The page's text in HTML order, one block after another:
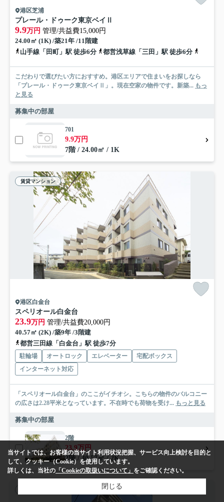
港区芝浦
プレール・ドゥーク東京ベイⅡ
9.9万円 管理/共益費15,000円
24.00㎡ (1K) /築21年 /11階建
山手線「田町」駅 徒歩6分
都営浅草線「三田」駅 徒歩6分
こだわりで選びたい方におすすめ。港区エリアで住まいをお探しなら
「プレール・ドゥーク東京ベイⅡ」。現在空家の物件です。新築... もっ
と見る
募集中の部屋
701
9.9万円
7階 / 24.00㎡ / 1K
賃貸マンション
港区白金台
スペリオール白金台
23.9万円 管理/共益費20,000円
40.57㎡ (2K) /築9年 /3階建
都営三田線「白金台」駅 徒歩7分
駐輪場 オートロック エレベーター
宅配ボックス
インターネット対応
「スペリオール白金台」のここがイチオシ。こちらの物件のバルコニー
の広さは2.28平米となっています。不在時でも荷物を受け... もっと見る
募集中の部屋
2階
23.9万円
2階 / 40.57㎡ / 2K
当サイトでは、お客様の当サイト利用状況把握、サービス向上検討を目的と
して、クッキー（Cookie）を使用しています。
詳しくは、当社の 「Cookieの取扱いについて」 をご確認ください。
閉じる